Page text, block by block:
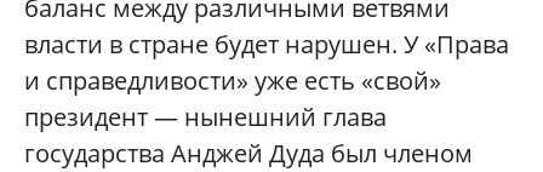
баланс между различными ветвями
власти в стране будет нарушен. У «Права
и справедливости» уже есть «свой»
президент — нынешний глава
государства Анджей Дуда был членом